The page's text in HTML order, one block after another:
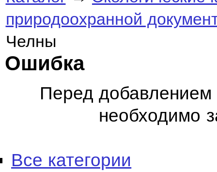
природоохранной
Челны
Ошибка
Перед добавлением
необходимо
Все категории